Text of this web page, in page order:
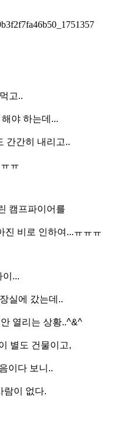
고..
야 하는데...
간간히 내리고..
ㅠ
캠프파이어를
진 비로 인하여...ㅠㅠㅠ
이...
실에 갔는데..
열리는 상황..^&^
별도 건물이고,
이다 보니..
람이 없다.